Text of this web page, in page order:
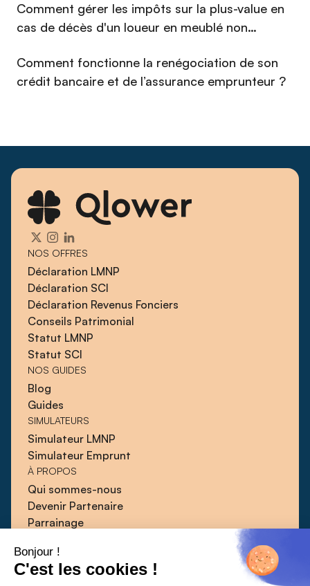
Bonjour !
C'est les cookies !
Comment gérer les impôts sur la plus-value en
cas de décès d'un loueur en meublé non
Comment fonctionne la renégociation de son
crédit bancaire et de l’assurance emprunteur ?
NOS OFFRES
Déclaration LMNP
Déclaration SCI
Déclaration Revenus Fonciers
Conseils Patrimonial
Statut LMNP
Statut SCI
NOS GUIDES
Blog
Guides
SIMULATEURS
Simulateur LMNP
Simulateur Emprunt
À PROPOS
Qui sommes-nous
Devenir Partenaire
Parrainage
Guides
Presse